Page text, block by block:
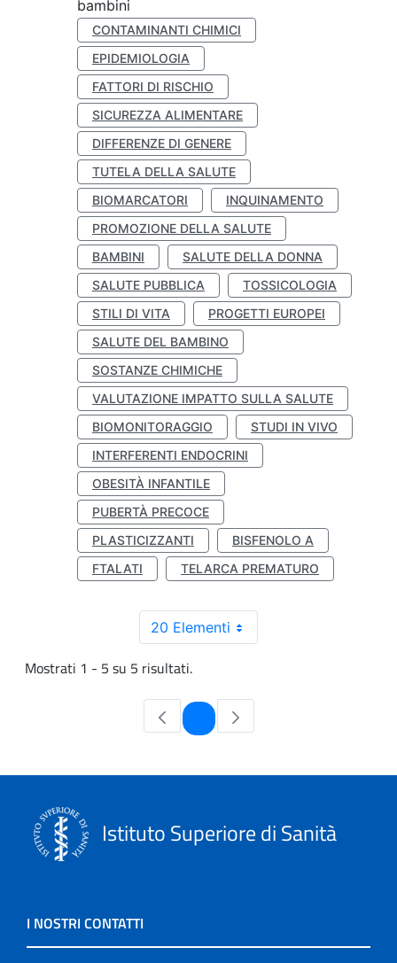
bambini
CONTAMINANTI CHIMICI
EPIDEMIOLOGIA
FATTORI DI RISCHIO
SICUREZZA ALIMENTARE
DIFFERENZE DI GENERE
TUTELA DELLA SALUTE
BIOMARCATORI
INQUINAMENTO
PROMOZIONE DELLA SALUTE
BAMBINI
SALUTE DELLA DONNA
SALUTE PUBBLICA
TOSSICOLOGIA
STILI DI VITA
PROGETTI EUROPEI
SALUTE DEL BAMBINO
SOSTANZE CHIMICHE
VALUTAZIONE IMPATTO SULLA SALUTE
BIOMONITORAGGIO
STUDI IN VIVO
INTERFERENTI ENDOCRINI
OBESITÀ INFANTILE
PUBERTÀ PRECOCE
PLASTICIZZANTI
BISFENOLO A
FTALATI
TELARCA PREMATURO
20 Elementi
Mostrati 1 - 5 su 5 risultati.
Pagina
Istituto Superiore di Sanità
I NOSTRI CONTATTI